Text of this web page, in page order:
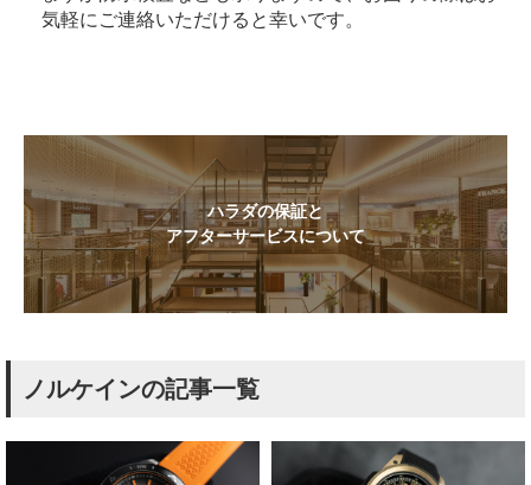
気軽にご連絡いただけると幸いです。
ハラダの保証と
アフターサービスについて
ノルケインの記事一覧